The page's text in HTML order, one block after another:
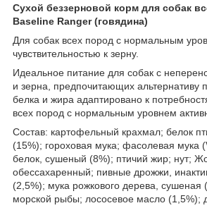
Сухой беззерновой корм для собак
Baseline Ranger (говядина)
Для собак всех пород с нормальным
чувствительностью к зерну.
Идеальное питание для собак с
и зерна, предпочитающих
белка и жира адаптировано к
всех пород с нормальным уровнем
Состав: картофельный крахмал; белок
(15%); гороховая мука; фасолевая мука
белок, сушеный (8%); птичий жир; нут;
обессахаренный; пивные дрожжи,
(2,5%); мука рожкового дерева, сушеная
морской рыбы; лососевое масло (1,5%);